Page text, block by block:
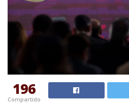
196
Compartido